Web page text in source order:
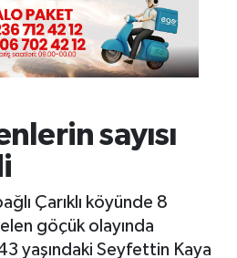
sayısı
Çarıklı köyünde 8
göçük olayında
yaşındaki Seyfettin Kaya
Haritası
ve Fikstür